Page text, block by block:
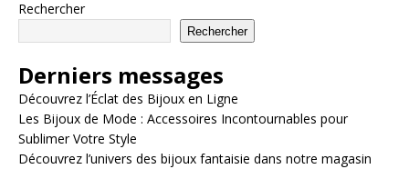
Rechercher
Rechercher
Derniers messages
Découvrez l’Éclat des Bijoux en Ligne
Les Bijoux de Mode : Accessoires Incontournables pour
Sublimer Votre Style
Découvrez l’univers des bijoux fantaisie dans notre magasin